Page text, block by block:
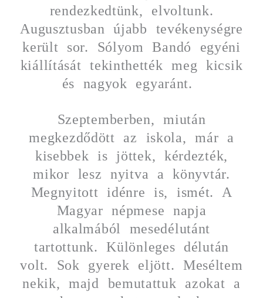
rendezkedtünk, elvoltunk.
Augusztusban újabb tevékenységre
került sor. Sólyom Bandó egyéni
kiállítását tekinthették meg kicsik
és nagyok egyaránt.
Szeptemberben, miután
megkezdődött az iskola, már a
kisebbek is jöttek, kérdezték,
mikor lesz nyitva a könyvtár.
Megnyitott idénre is, ismét. A
Magyar népmese napja
alkalmából mesedélutánt
tartottunk. Különleges délután
volt. Sok gyerek eljött. Meséltem
nekik, majd bemutattuk azokat a